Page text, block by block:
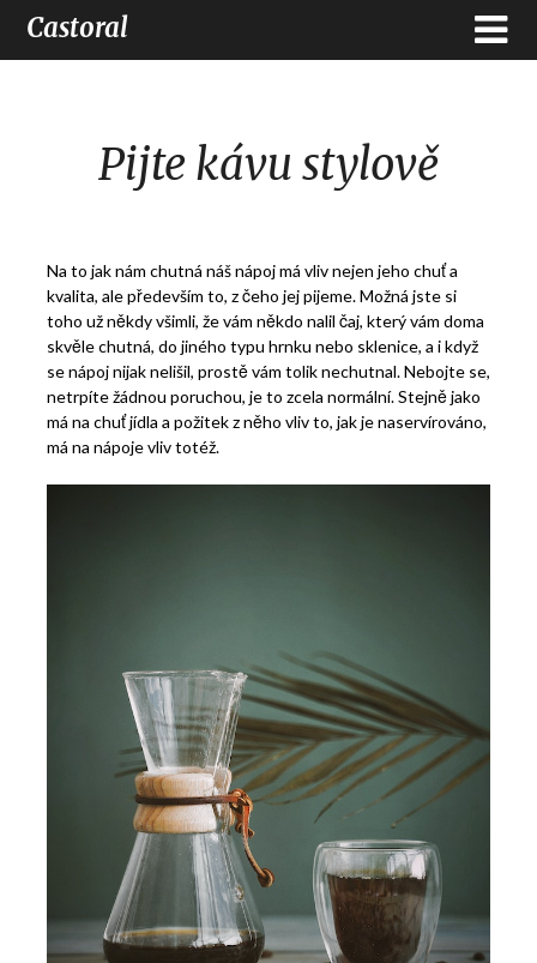
Castoral
Pijte kávu stylově
Na to jak nám chutná náš nápoj má vliv nejen jeho chuť a
kvalita, ale především to, z čeho jej pijeme. Možná jste si
toho už někdy všimli, že vám někdo nalil čaj, který vám doma
skvěle chutná, do jiného typu hrnku nebo sklenice, a i když
se nápoj nijak nelišil, prostě vám tolik nechutnal. Nebojte se,
netrpíte žádnou poruchou, je to zcela normální. Stejně jako
má na chuť jídla a požitek z něho vliv to, jak je naservírováno,
má na nápoje vliv totéž.